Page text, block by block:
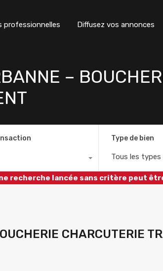
professionnelles Diffusez vos annonces
–
Type de bien
Tous les types
recherche lancée sans critère peut
CHARCUTERIE